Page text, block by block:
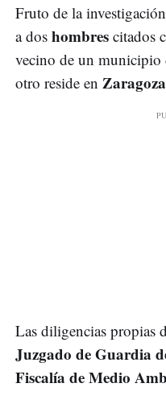
Fruto de la
a dos hombres citados
vecino de un municipio
otro reside en Zaragoza
Las diligencias propias
Juzgado de Guardia
Fiscalía de Medio